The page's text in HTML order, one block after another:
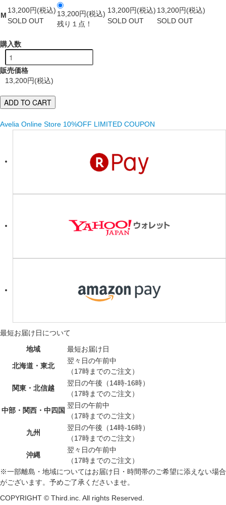
M
13,200円(税込)
SOLD OUT
13,200円(税込)
残り１点！
13,200円(税込)
SOLD OUT
13,200円(税込)
SOLD OUT
購入数
販売価格
13,200円(税込)
Avelia Online Store 10%OFF LIMITED COUPON
最短お届け日について
地域
最短お届け日
北海道・東北
翌々日の午前中
（17時までのご注文）
関東・北信越
翌日の午後（14時-16時）
（17時までのご注文）
中部・関西・中四国
翌日の午前中
（17時までのご注文）
九州
翌日の午後（14時-16時）
（17時までのご注文）
沖縄
翌々日の午前中
（17時までのご注文）
※一部離島・地域についてはお届け日・時間帯のご希望に添えない場合
がございます。予めご了承くださいませ。
COPYRIGHT © Third.inc. All rights Reserved.